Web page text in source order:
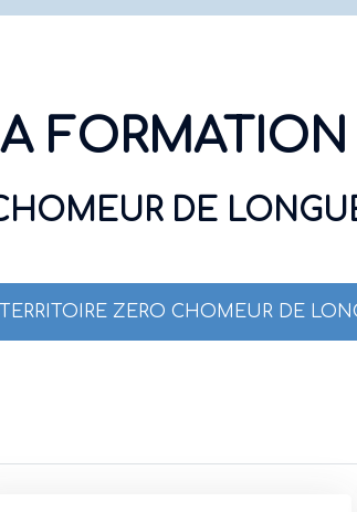
FORMATION
DE
ZERO CHOMEUR DE